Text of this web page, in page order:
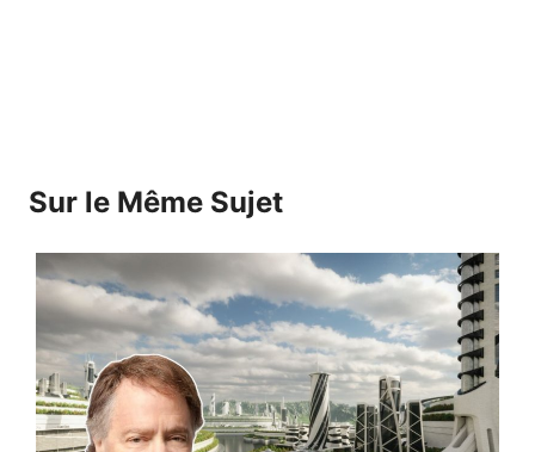
Sur le Même Sujet